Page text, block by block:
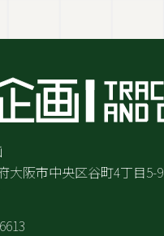
大阪市中央区谷町4丁目5-9